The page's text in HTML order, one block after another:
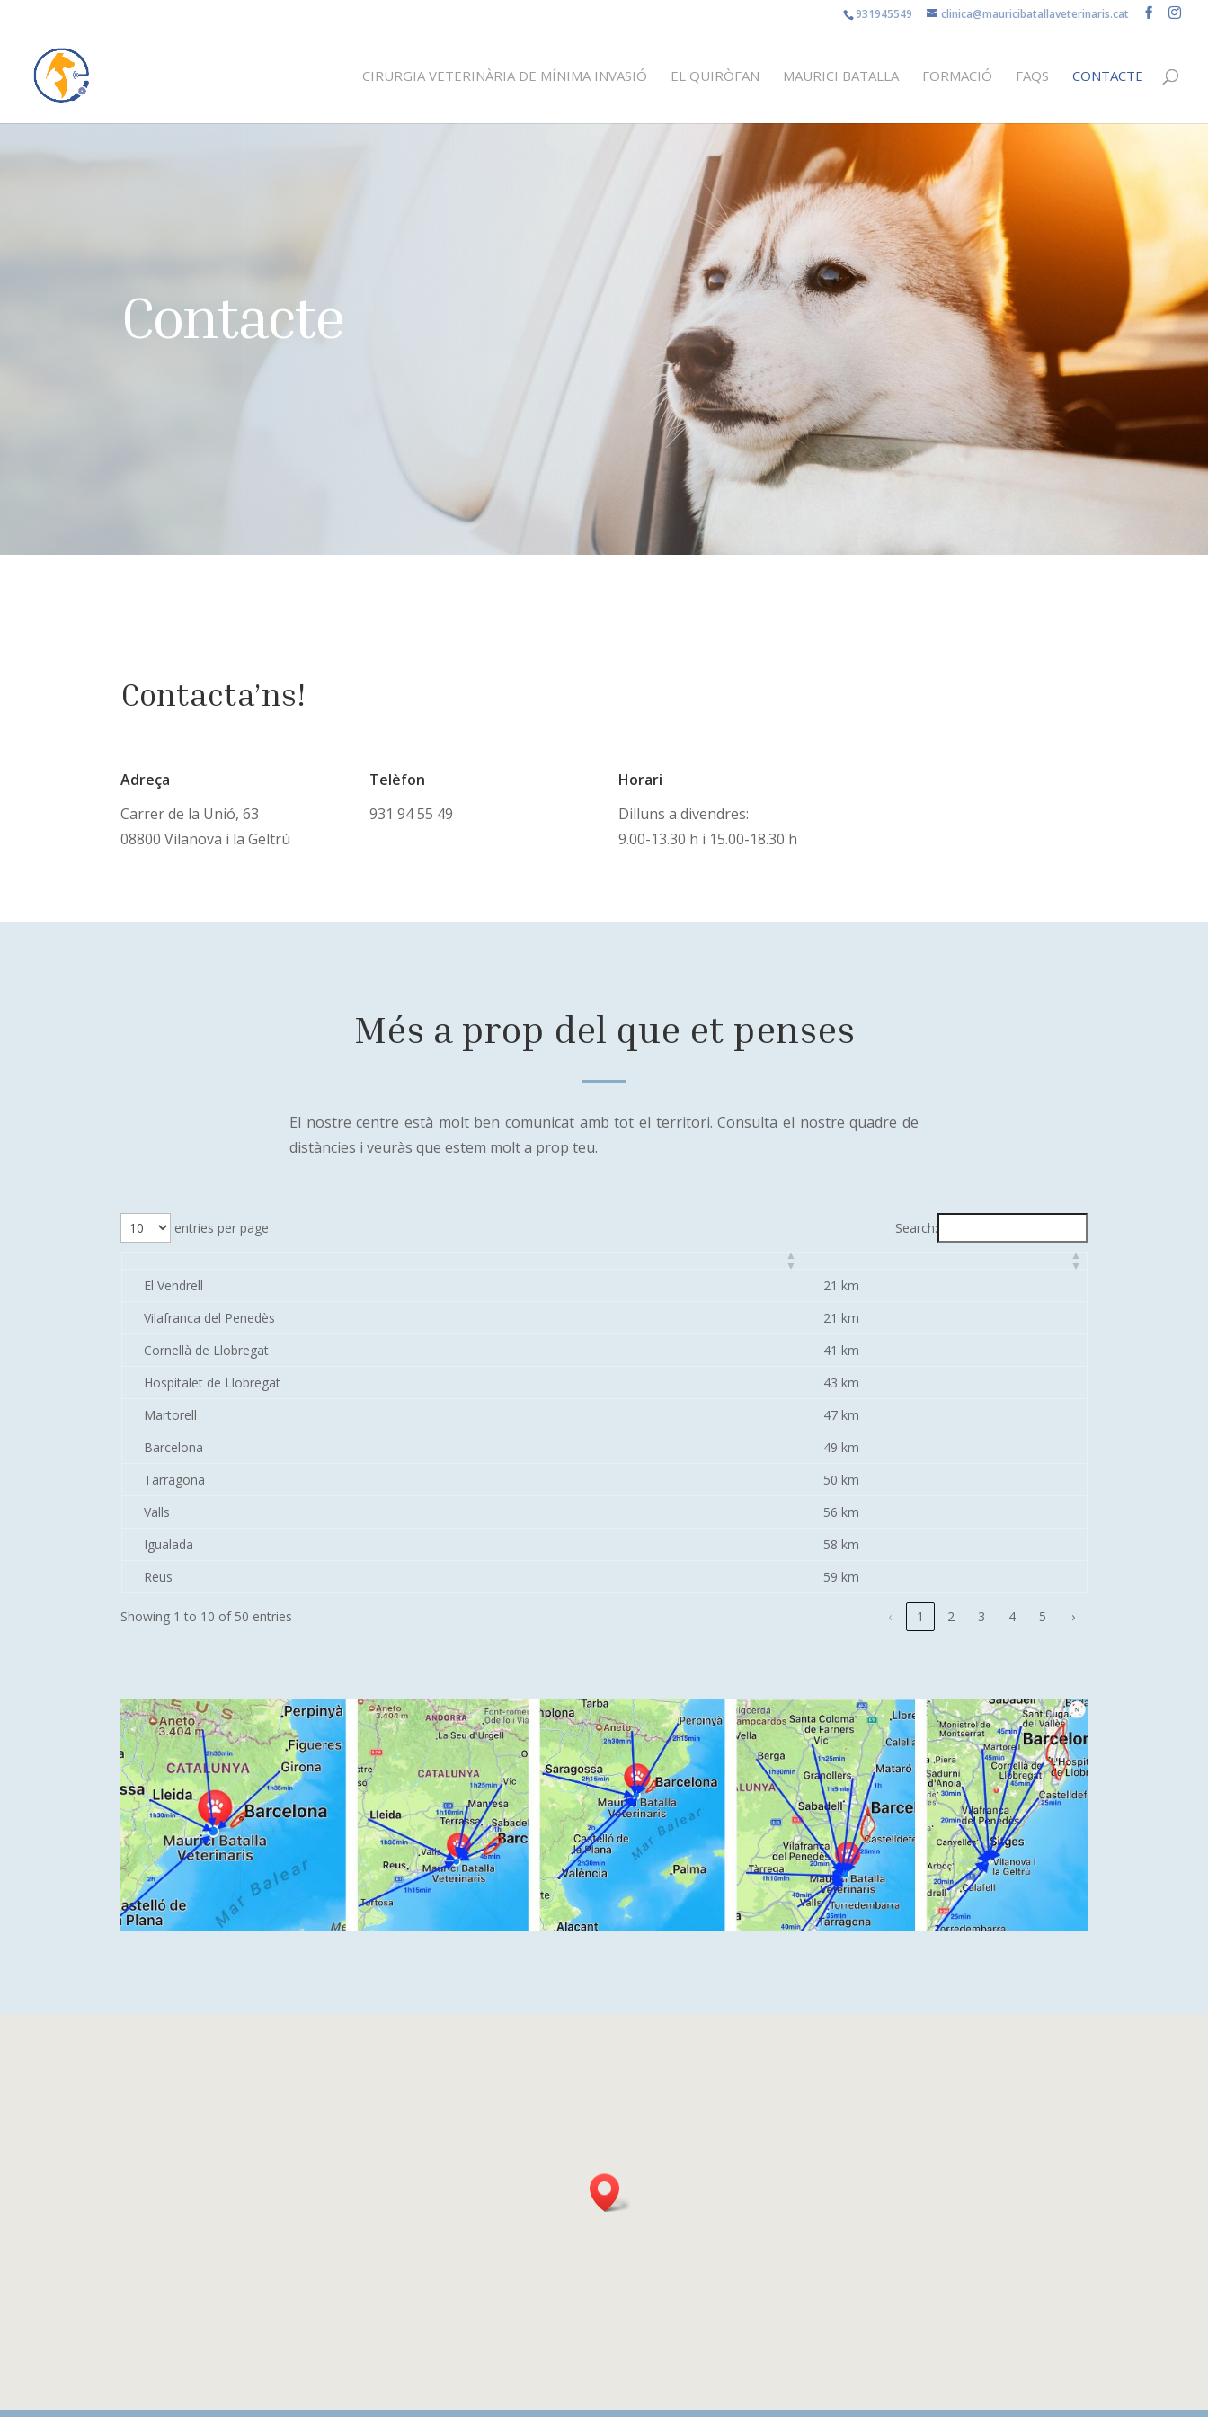
‎931945549 clinica@mauricibatallaveterinaris.cat
CIRURGIA VETERINÀRIA DE MÍNIMA INVASIÓ EL QUIRÒFAN MAURICI BATALLA FORMACIÓ FAQS CONTACTE
Contacte
Contacta’ns!
Adreça
Carrer de la Unió, 63
08800 Vilanova i la Geltrú
Telèfon
‎931 94 55 49
Horari
Dilluns a divendres:
9.00-13.30 h i 15.00-18.30 h
Més a prop del que et penses
El nostre centre està molt ben comunicat amb tot el territori. Consulta el nostre quadre de
distàncies i veuràs que estem molt a prop teu.
entries per page Search:
El Vendrell
21 km
Vilafranca del Penedès
21 km
Cornellà de Llobregat
41 km
Hospitalet de Llobregat
43 km
Martorell
47 km
Barcelona
49 km
Tarragona
50 km
Valls
56 km
Igualada
58 km
Reus
59 km
Showing 1 to 10 of 50 entries ‹ 1 2 3 4 5 ›